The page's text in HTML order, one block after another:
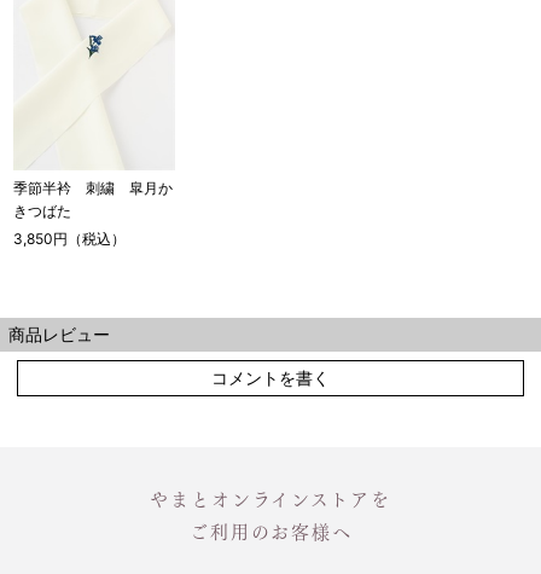
季節半衿 刺繍 皐月か
きつばた
3,850円（税込）
商品レビュー
コメントを書く
やまとオンラインストアを
ご利用のお客様へ